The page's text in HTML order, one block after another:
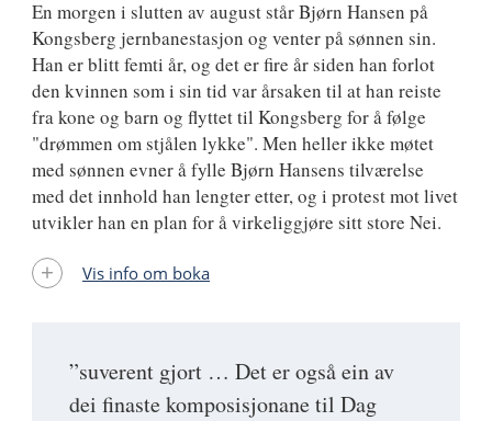
”suverent gjort … Det er også ein av
dei finaste komposisjonane til Dag
En morgen i slutten av august står Bjørn Hansen på
Kongsberg jernbanestasjon og venter på sønnen sin.
Han er blitt femti år, og det er fire år siden han forlot
den kvinnen som i sin tid var årsaken til at han reiste
fra kone og barn og flyttet til Kongsberg for å følge
"drømmen om stjålen lykke". Men heller ikke møtet
med sønnen evner å fylle Bjørn Hansens tilværelse
med det innhold han lengter etter, og i protest mot livet
utvikler han en plan for å virkeliggjøre sitt store Nei.
Vis info om boka